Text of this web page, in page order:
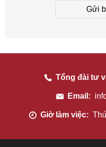
Gửi
Tổng đài tư
Email:
Giờ làm việc: